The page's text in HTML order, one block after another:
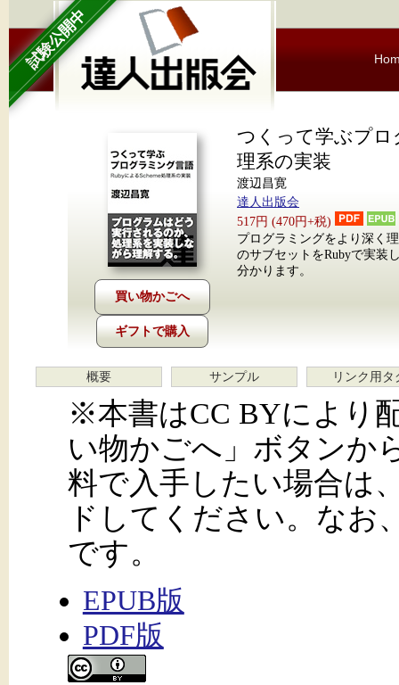
試験公開中
ギフトで購入
つくって学ぶプロ
理系の実装
渡辺昌寛
達人出版会
517円 (470円+税)
プログラミングをより深く
のサブセットをRubyで実装
分かります。
概要 サンプル リンク用タ
※本書はCC BYにより
い物かごへ」ボタンか
料で入手したい場合は
ドしてください。なお
です。
EPUB版
PDF版